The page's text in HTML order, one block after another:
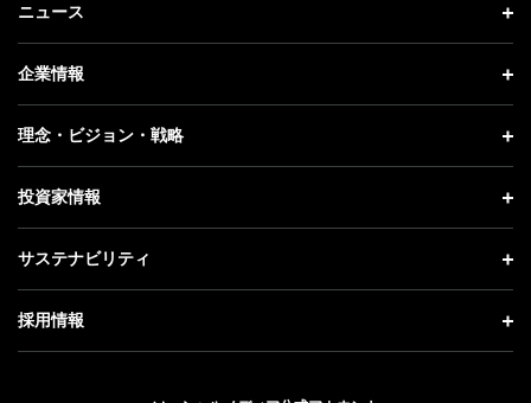
ニュース
ニュース トップ
プレスリリース
更新情報
記者説明会
企業情報
企業情報 トップ
社長メッセージ
事業紹介
ガバナンス
理念・ビジョン・戦略
理念・ビジョン・戦略 トップ
成長戦略「Activate AI for Society」
人材戦略
投資家情報
投資家情報 トップ
経営方針
サステナビリティ
サステナビリティ トップ
トップメッセージ
採用情報